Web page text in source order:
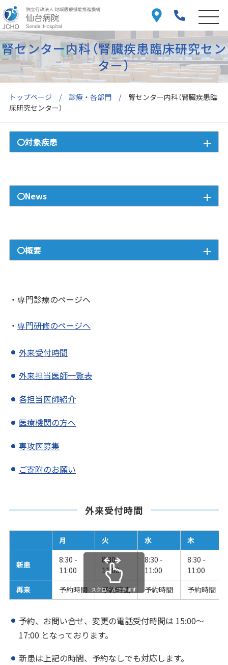
トップページ 診療・各部門
腎センター内科（腎臓疾患臨
床研究センター）
腎センター内科（腎臓疾患臨床研究セン
ター）
〇対象疾患
〇News
〇概要
・専門診療のページへ
・ 専門研修のページへ
外来受付時間
外来担当医師一覧表
各担当医師紹介
医療機関の方へ
専攻医募集
ご寄附のお願い
外来受付時間
月 火 水 木
新患
8:30 -
11:00
8:30 -
11:00
8:30 -
11:00
8:30 -
11:00
再来
予約時間 予約時間 予約時間 予約時間
スクロールできます
予約、お問い合せ、変更の電話受付時間は 15:00～
17:00 となっております。
新患は上記の時間、予約なしでも対応します。